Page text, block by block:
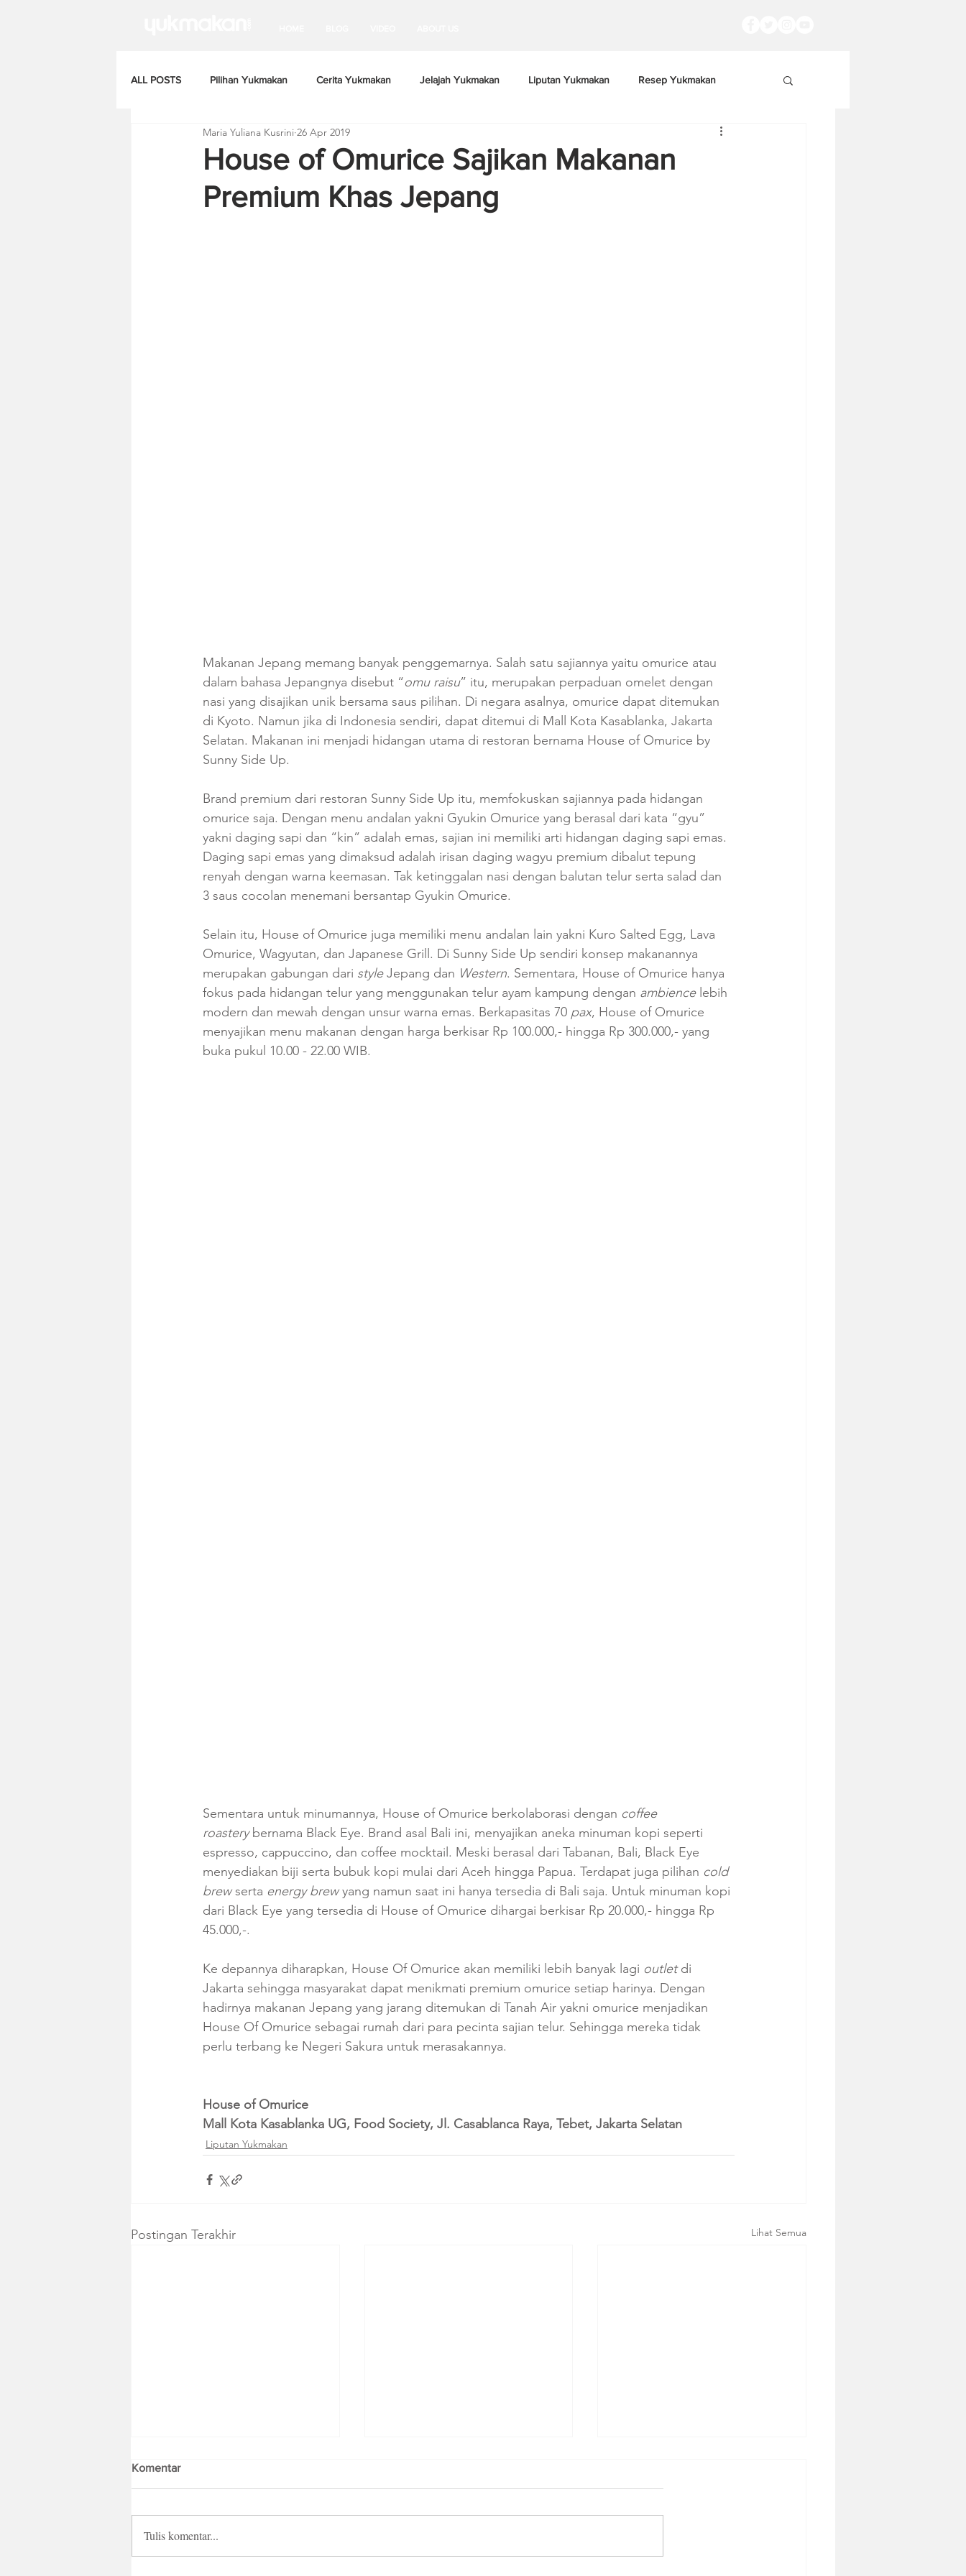
ALL POSTS Pilihan Yukmakan Cerita Yukmakan Jelajah Yukmakan Liputan Yukmakan Resep Yukmakan
House of Omurice Sajikan Makanan
Premium Khas Jepang
Maria Yuliana Kusrini 26 Apr 2019
Makanan Jepang memang banyak penggemarnya. Salah satu sajiannya yaitu omurice atau
dalam bahasa Jepangnya disebut “omu raisu” itu, merupakan perpaduan omelet dengan
nasi yang disajikan unik bersama saus pilihan. Di negara asalnya, omurice dapat ditemukan
di Kyoto. Namun jika di Indonesia sendiri, dapat ditemui di Mall Kota Kasablanka, Jakarta
Selatan. Makanan ini menjadi hidangan utama di restoran bernama House of Omurice by
Sunny Side Up.
Brand premium dari restoran Sunny Side Up itu, memfokuskan sajiannya pada hidangan
omurice saja. Dengan menu andalan yakni Gyukin Omurice yang berasal dari kata “gyu”
yakni daging sapi dan “kin” adalah emas, sajian ini memiliki arti hidangan daging sapi emas.
Daging sapi emas yang dimaksud adalah irisan daging wagyu premium dibalut tepung
renyah dengan warna keemasan. Tak ketinggalan nasi dengan balutan telur serta salad dan
3 saus cocolan menemani bersantap Gyukin Omurice.
Selain itu, House of Omurice juga memiliki menu andalan lain yakni Kuro Salted Egg, Lava
Omurice, Wagyutan, dan Japanese Grill. Di Sunny Side Up sendiri konsep makanannya
merupakan gabungan dari style Jepang dan Western. Sementara, House of Omurice hanya
fokus pada hidangan telur yang menggunakan telur ayam kampung dengan ambience lebih
modern dan mewah dengan unsur warna emas. Berkapasitas 70 pax, House of Omurice
menyajikan menu makanan dengan harga berkisar Rp 100.000,- hingga Rp 300.000,- yang
buka pukul 10.00 - 22.00 WIB.
Sementara untuk minumannya, House of Omurice berkolaborasi dengan coffee
roastery bernama Black Eye. Brand asal Bali ini, menyajikan aneka minuman kopi seperti
espresso, cappuccino, dan coffee mocktail. Meski berasal dari Tabanan, Bali, Black Eye
menyediakan biji serta bubuk kopi mulai dari Aceh hingga Papua. Terdapat juga pilihan cold
brew serta energy brew yang namun saat ini hanya tersedia di Bali saja. Untuk minuman kopi
dari Black Eye yang tersedia di House of Omurice dihargai berkisar Rp 20.000,- hingga Rp
45.000,-.
Ke depannya diharapkan, House Of Omurice akan memiliki lebih banyak lagi outlet di
Jakarta sehingga masyarakat dapat menikmati premium omurice setiap harinya. Dengan
hadirnya makanan Jepang yang jarang ditemukan di Tanah Air yakni omurice menjadikan
House Of Omurice sebagai rumah dari para pecinta sajian telur. Sehingga mereka tidak
perlu terbang ke Negeri Sakura untuk merasakannya.
House of Omurice
Mall Kota Kasablanka UG, Food Society, Jl. Casablanca Raya, Tebet, Jakarta Selatan
Liputan Yukmakan
Postingan Terakhir Lihat Semua
Komentar
Tulis komentar...